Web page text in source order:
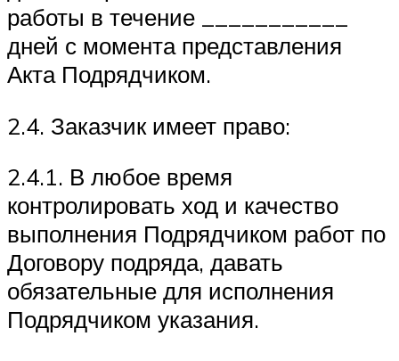
работы в течение ___________
дней с момента представления
Акта Подрядчиком.
2.4. Заказчик имеет право:
2.4.1. В любое время
контролировать ход и качество
выполнения Подрядчиком работ по
Договору подряда, давать
обязательные для исполнения
Подрядчиком указания.